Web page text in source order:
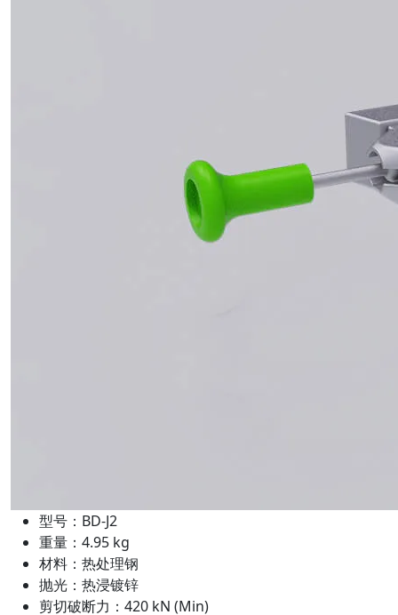
型号：BD-J2
重量：4.95 kg
材料：热处理钢
抛光：热浸镀锌
剪切破断力：420 kN (Min)